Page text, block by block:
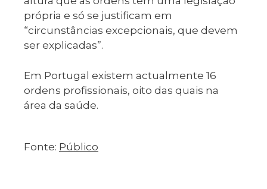
própria e só se justificam em
“circunstâncias excepcionais, que devem
ser explicadas”.
Em Portugal existem actualmente 16
ordens profissionais, oito das quais na
área da saúde.
Fonte: Público